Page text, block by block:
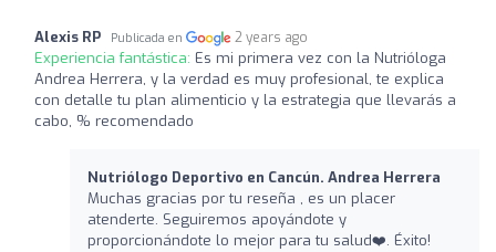
Alexis RP Publicada en 2 years ago
Experiencia fantástica: Es mi primera vez con la Nutrióloga
Andrea Herrera, y la verdad es muy profesional, te explica
con detalle tu plan alimenticio y la estrategia que llevarás a
cabo, % recomendado
Nutriólogo Deportivo en Cancún. Andrea Herrera
Muchas gracias por tu reseña , es un placer
atenderte. Seguiremos apoyándote y
proporcionándote lo mejor para tu salud❤️‍. Éxito!